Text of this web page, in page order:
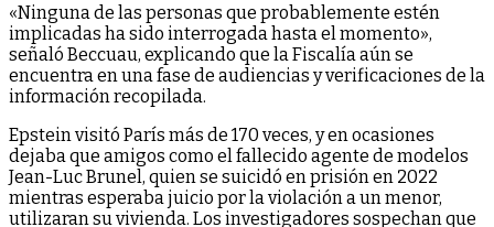
«Ninguna de las personas que probablemente estén
implicadas ha sido interrogada hasta el momento»,
señaló Beccuau, explicando que la Fiscalía aún se
encuentra en una fase de audiencias y verificaciones de la
información recopilada.
Epstein visitó París más de 170 veces, y en ocasiones
dejaba que amigos como el fallecido agente de modelos
Jean-Luc Brunel, quien se suicidó en prisión en 2022
mientras esperaba juicio por la violación a un menor,
utilizaran su vivienda. Los investigadores sospechan que